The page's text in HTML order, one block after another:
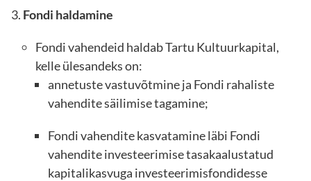
Fondi haldamine
Fondi vahendeid haldab Tartu Kultuurkapital,
kelle ülesandeks on:
annetuste vastuvõtmine ja Fondi rahaliste
vahendite säilimise tagamine;
Fondi vahendite kasvatamine läbi Fondi
vahendite investeerimise tasakaalustatud
kapitalikasvuga investeerimisfondidesse